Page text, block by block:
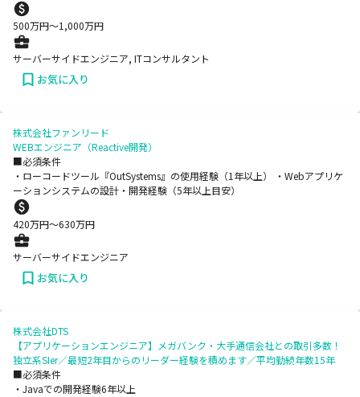
500万円〜1,000万円
サーバーサイドエンジニア, ITコンサルタント
お気に入り
株式会社ファンリード
WEBエンジニア（Reactive開発）
■必須条件
・ローコードツール『OutSystems』の使用経験（1年以上） ・Webアプリケ
ーションシステムの設計・開発経験（5年以上目安）
420万円〜630万円
サーバーサイドエンジニア
お気に入り
株式会社DTS
【アプリケーションエンジニア】メガバンク・大手通信会社との取引多数！
独立系SIer／最短2年目からのリーダー経験を積めます／平均勤続年数15年
■必須条件
・Javaでの開発経験6年以上